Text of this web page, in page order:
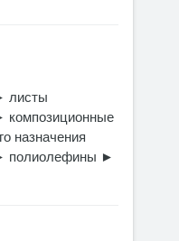
листы
композиционные
назначения
полиолефины ►